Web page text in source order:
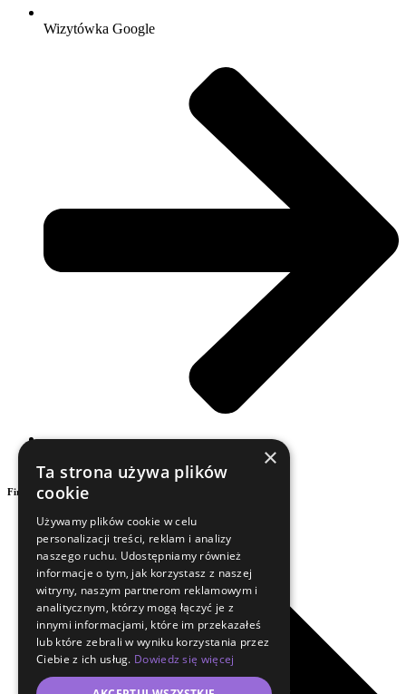
Wizytówka Google
Firma
×
Ta strona używa plików
cookie
Używamy plików cookie w celu
personalizacji treści, reklam i analizy
naszego ruchu. Udostępniamy również
informacje o tym, jak korzystasz z naszej
witryny, naszym partnerom reklamowym i
analitycznym, którzy mogą łączyć je z
innymi informacjami, które im przekazałeś
lub które zebrali w wyniku korzystania przez
Ciebie z ich usług. Dowiedz się więcej